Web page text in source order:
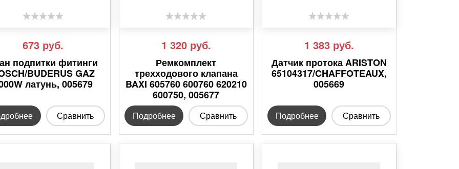
673 руб.
подпитки фитинги
BUDERUS GAZ
латунь, 005679
Сравнить
1 320 руб.
Ремкомплект
трехходового клапана
BAXI 605760 600760 620210
600750, 005677
Подробнее Сравнить
1 383 руб.
Датчик протока ARISTON
65104317/CHAFFOTEAUX,
005669
Подробнее Сравнить